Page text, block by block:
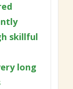
skillful
long